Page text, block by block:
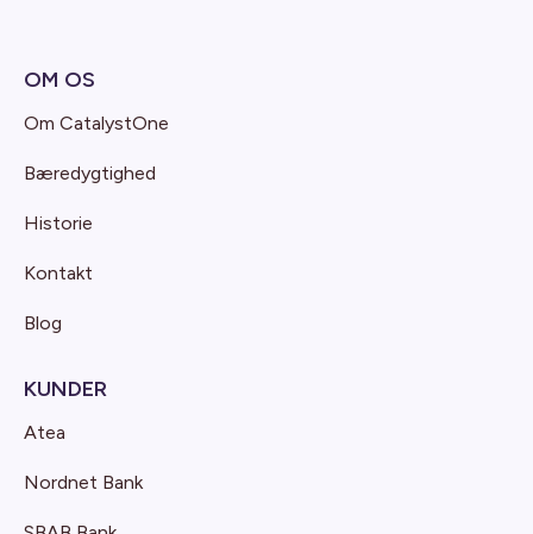
OM OS
Om CatalystOne
Bæredygtighed
Historie
Kontakt
Blog
KUNDER
Atea
Nordnet Bank